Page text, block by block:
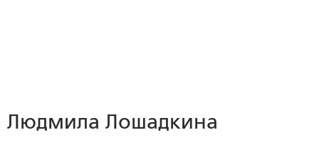
Людмила Лошадкина